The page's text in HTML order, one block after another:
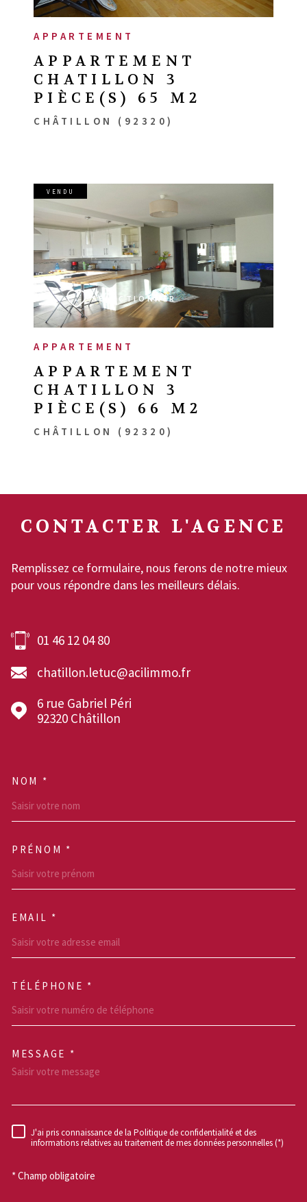
APPARTEMENT
APPARTEMENT
CHATILLON 3
PIÈCE(S) 65 M2
CHÂTILLON (92320)
APPARTEMENT
APPARTEMENT
CHATILLON 3
PIÈCE(S) 66 M2
CHÂTILLON (92320)
VENDU
SÉLECTIONNER
VOIR LE BIEN
CONTACTER L'AGENCE
Remplissez ce formulaire, nous ferons de notre mieux
pour vous répondre dans les meilleurs délais.
01 46 12 04 80
chatillon.letuc@acilimmo.fr
6 rue Gabriel Péri
92320
Châtillon
NOM *
PRÉNOM *
EMAIL *
TÉLÉPHONE *
MESSAGE *
RÈGLEMENTATION
J'ai pris connaissance de la Politique de confidentialité et des
informations relatives au traitement de mes données personnelles (*)
* Champ obligatoire